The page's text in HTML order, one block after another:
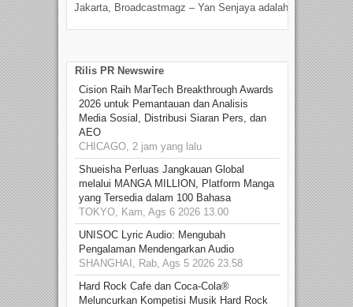
Jakarta, Broadcastmagz – Yan Senjaya adalah...
Rilis PR Newswire
Cision Raih MarTech Breakthrough Awards
2026 untuk Pemantauan dan Analisis
Media Sosial, Distribusi Siaran Pers, dan
AEO
CHICAGO, 2 jam yang lalu
Shueisha Perluas Jangkauan Global
melalui MANGA MILLION, Platform Manga
yang Tersedia dalam 100 Bahasa
TOKYO, Kam, Ags 6 2026 13.00
UNISOC Lyric Audio: Mengubah
Pengalaman Mendengarkan Audio
SHANGHAI, Rab, Ags 5 2026 23.58
Hard Rock Cafe dan Coca-Cola®
Meluncurkan Kompetisi Musik Hard Rock